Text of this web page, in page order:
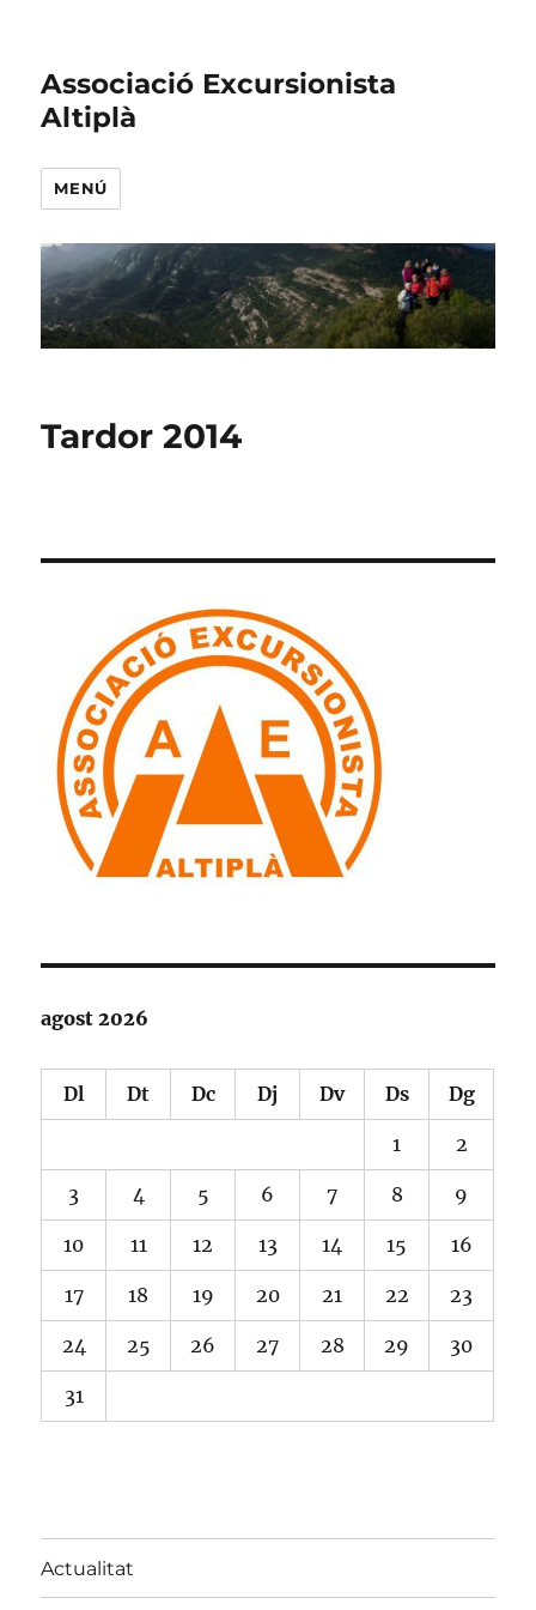
Associació Excursionista
Altiplà
MENÚ
Tardor 2014
agost 2026
Dl Dt Dc Dj Dv Ds Dg
1 2
3 4 5 6 7 8 9
10 11 12 13 14 15 16
17 18 19 20 21 22 23
24 25 26 27 28 29 30
31
Actualitat